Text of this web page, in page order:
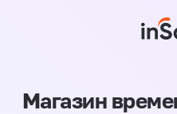
Магазин